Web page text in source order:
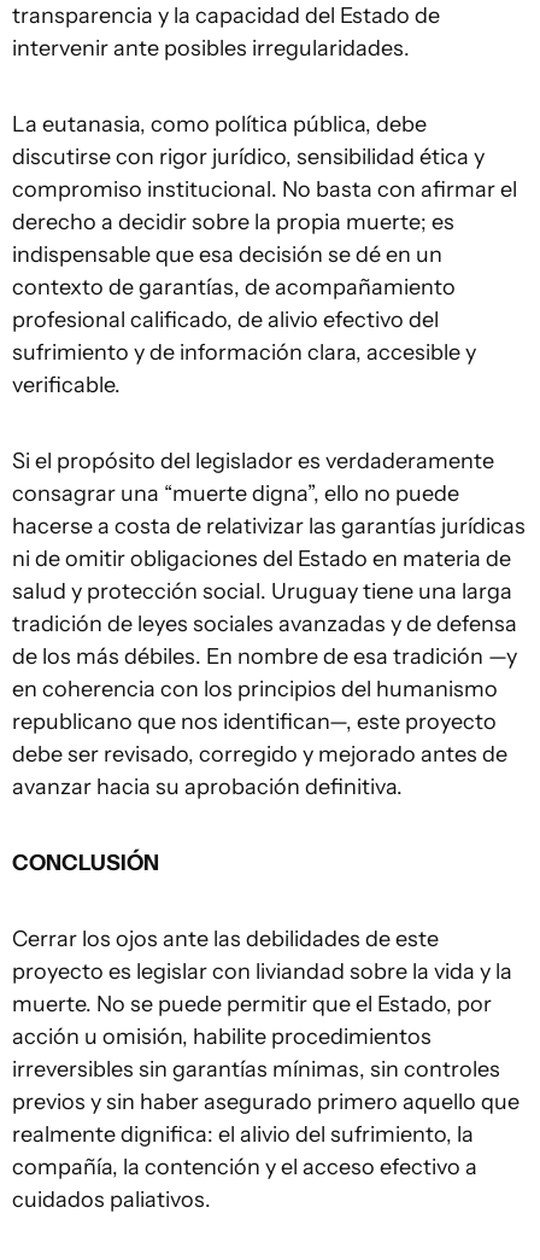
transparencia y la capacidad del Estado de
intervenir ante posibles irregularidades.
La eutanasia, como política pública, debe
discutirse con rigor jurídico, sensibilidad ética y
compromiso institucional. No basta con afirmar el
derecho a decidir sobre la propia muerte; es
indispensable que esa decisión se dé en un
contexto de garantías, de acompañamiento
profesional calificado, de alivio efectivo del
sufrimiento y de información clara, accesible y
verificable.
Si el propósito del legislador es verdaderamente
consagrar una “muerte digna”, ello no puede
hacerse a costa de relativizar las garantías jurídicas
ni de omitir obligaciones del Estado en materia de
salud y protección social. Uruguay tiene una larga
tradición de leyes sociales avanzadas y de defensa
de los más débiles. En nombre de esa tradición —y
en coherencia con los principios del humanismo
republicano que nos identifican—, este proyecto
debe ser revisado, corregido y mejorado antes de
avanzar hacia su aprobación definitiva.
CONCLUSIÓN
Cerrar los ojos ante las debilidades de este
proyecto es legislar con liviandad sobre la vida y la
muerte. No se puede permitir que el Estado, por
acción u omisión, habilite procedimientos
irreversibles sin garantías mínimas, sin controles
previos y sin haber asegurado primero aquello que
realmente dignifica: el alivio del sufrimiento, la
compañía, la contención y el acceso efectivo a
cuidados paliativos.